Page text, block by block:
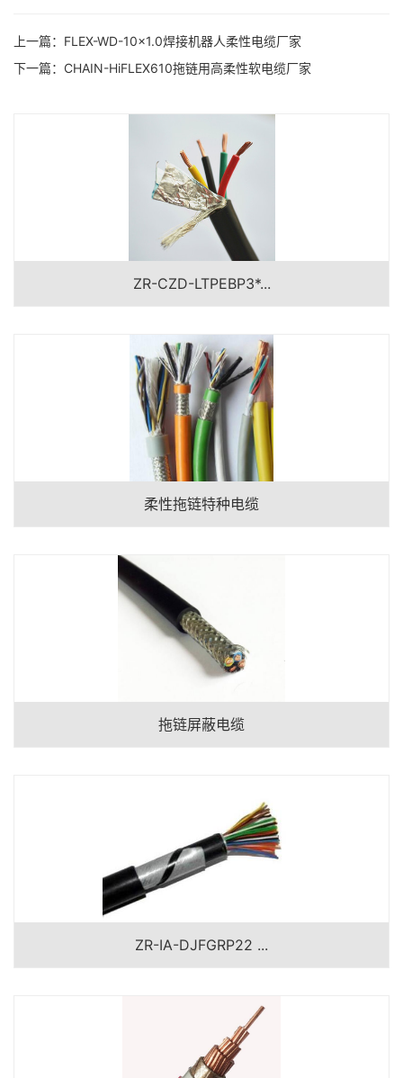
上一篇： FLEX-WD-10×1.0焊接机器人柔性电缆厂家
下一篇： CHAIN-HiFLEX610拖链用高柔性软电缆厂家
ZR-CZD-LTPEBP3*...
柔性拖链特种电缆
拖链屏蔽电缆
ZR-IA-DJFGRP22 ...